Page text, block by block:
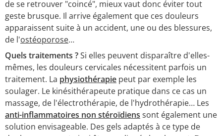
de se retrouver "coincé", mieux vaut donc éviter tout
geste brusque. Il arrive également que ces douleurs
apparaissent suite à un accident, une ou des blessures,
de l'ostéoporose…
Quels traitements ?Si elles peuvent disparaître d'elles-
mêmes, les douleurs cervicales nécessitent parfois un
traitement. La physiothérapie peut par exemple les
soulager. Le kinésithérapeute pratique dans ce cas un
massage, de l'électrothérapie, de l'hydrothérapie… Les
anti-inflammatoires non stéroïdiens sont également une
solution envisageable. Des gels adaptés à ce type de